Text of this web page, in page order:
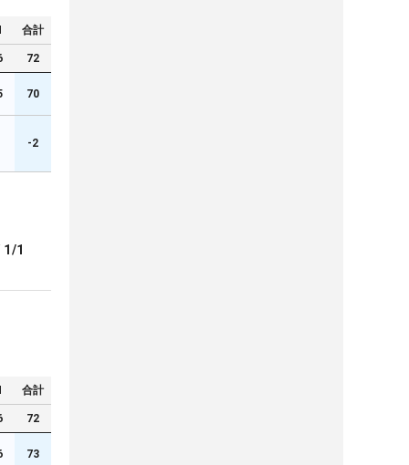
合計
72
70
-2
1/1
合計
72
73